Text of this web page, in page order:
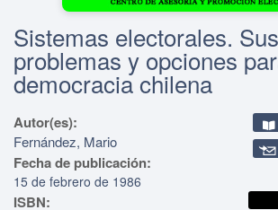
Sistemas electorales. Sus
problemas y opciones
democracia chilena
Autor(es):
Fernández, Mario
Fecha de publicación:
15 de febrero de 1986
ISBN: